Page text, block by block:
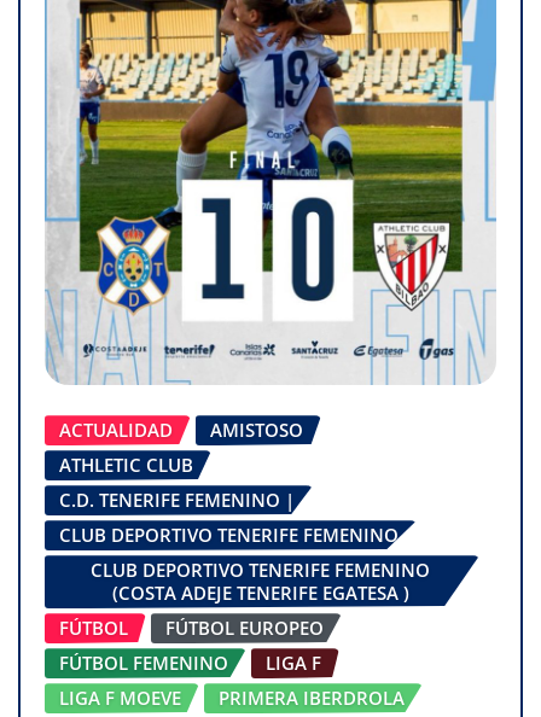
ACTUALIDAD
AMISTOSO
ATHLETIC CLUB
C.D. TENERIFE FEMENINO |
CLUB DEPORTIVO TENERIFE FEMENINO
CLUB DEPORTIVO TENERIFE FEMENINO
(COSTA ADEJE TENERIFE EGATESA )
FÚTBOL
FÚTBOL EUROPEO
FÚTBOL FEMENINO
LIGA F
LIGA F MOEVE
PRIMERA IBERDROLA